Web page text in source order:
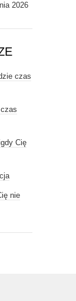
2026
czas
Cię
nie